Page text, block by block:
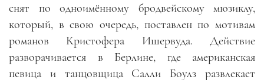
снят по одноимённому бродвейскому мюзиклу,
который, в свою очередь, поставлен по мотивам
романов Кристофера Ишервуда. Действие
разворачивается в Берлине, где американская
певица и танцовщица Салли Боулз развлекает